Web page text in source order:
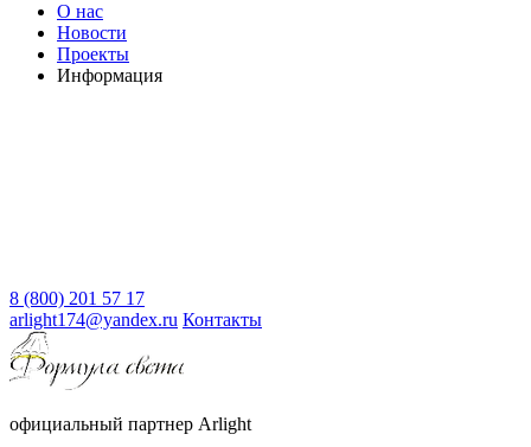
О нас
Новости
Проекты
Информация
8 (800) 201 57 17
arlight174@yandex.ru Контакты
официальный партнер Arlight